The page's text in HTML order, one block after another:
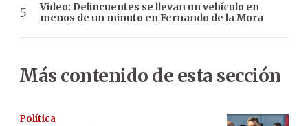
Video: Delincuentes se llevan un vehículo en
menos de un minuto en Fernando de la Mora
Más contenido de esta sección
Política